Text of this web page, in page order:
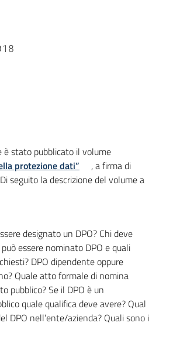
è stato pubblicato il volume
protezione dati”
, a firma di
seguito la descrizione del volume a
designato un DPO? Chi deve
essere nominato DPO e quali
DPO dipendente oppure
Quale atto formale di nomina
pubblico? Se il DPO è un
quale qualifica deve avere? Qual
DPO nell’ente/azienda? Quali sono i